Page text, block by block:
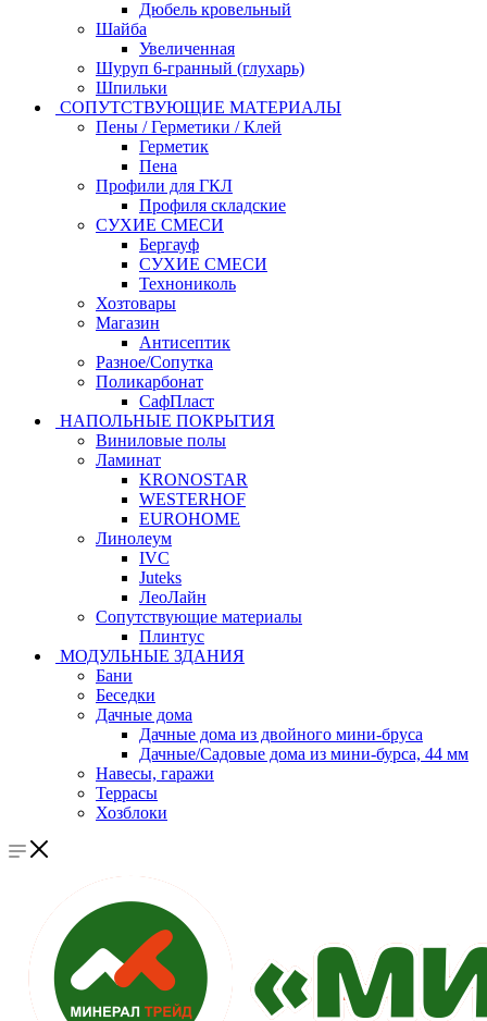
Дюбель кровельный
Шайба
Увеличенная
Шуруп 6-гранный (глухарь)
Шпильки
СОПУТСТВУЮЩИЕ МАТЕРИАЛЫ
Пены / Герметики / Клей
Герметик
Пена
Профили для ГКЛ
Профиля складские
СУХИЕ СМЕСИ
Бергауф
СУХИЕ СМЕСИ
Технониколь
Хозтовары
Магазин
Антисептик
Разное/Сопутка
Поликарбонат
СафПласт
НАПОЛЬНЫЕ ПОКРЫТИЯ
Виниловые полы
Ламинат
KRONOSTAR
WESTERHOF
EUROHOME
Линолеум
IVC
Juteks
ЛеоЛайн
Сопутствующие материалы
Плинтус
МОДУЛЬНЫЕ ЗДАНИЯ
Бани
Беседки
Дачные дома
Дачные дома из двойного мини-бруса
Дачные/Садовые дома из мини-бурса, 44 мм
Навесы, гаражи
Террасы
Хозблоки